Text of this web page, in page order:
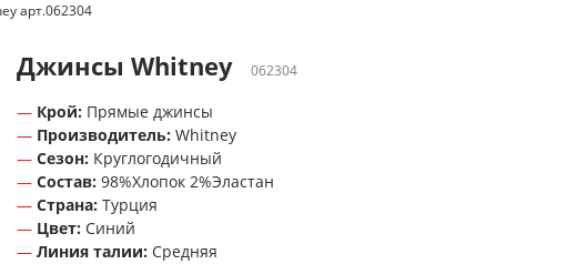
арт.062304
Джинсы Whitney 062304
Крой: Прямые джинсы
Производитель: Whitney
Сезон: Круглогодичный
Состав: 98%Хлопок 2%Эластан
Страна: Турция
Цвет: Синий
Линия талии: Средняя